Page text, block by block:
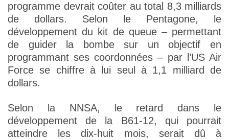
programme devrait coûter au total 8,3 milliards
de dollars. Selon le Pentagone, le
développement du kit de queue – permettant
de guider la bombe sur un objectif en
programmant ses coordonnées – par l’US Air
Force se chiffre à lui seul à 1,1 milliard de
dollars.
Selon la NNSA, le retard dans le
développement de la B61-12, qui pourrait
atteindre les dix-huit mois, serait dû à